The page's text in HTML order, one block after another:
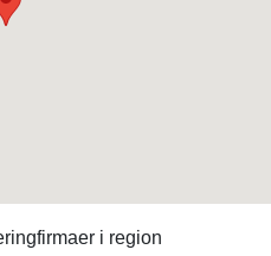
i region